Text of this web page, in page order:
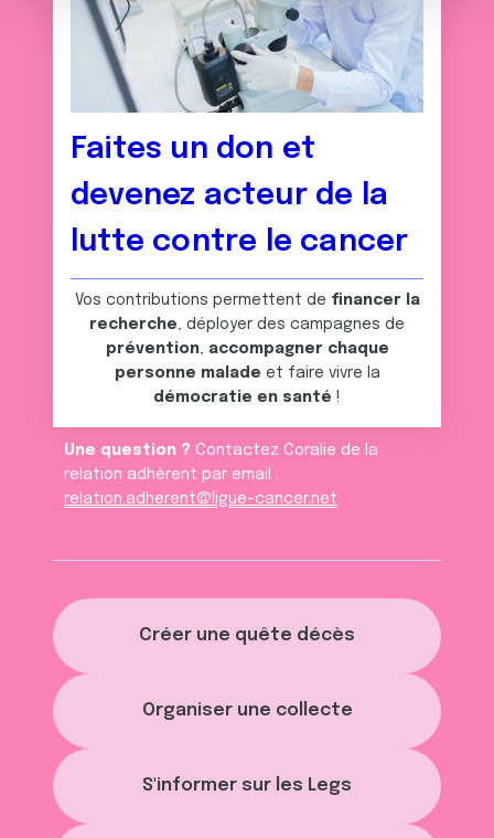
partageons également des informations sur l'utilisation de
notre site avec nos partenaires de médias sociaux, de
publicité et d'analyse, qui peuvent combiner celles-ci
avec d'autres informations que vous leur avez fournies
services.
Créer une quête décès
Organiser une collecte
S'informer sur les Legs
Faites un don et
devenez acteur de la
lutte contre le cancer
Vos contributions permettent de financer la
recherche, déployer des campagnes de
prévention, accompagner chaque
personne malade et faire vivre la
démocratie en santé !
Une question ? Contactez Coralie de la
relation adhèrent par email :
relation.adherent@ligue-cancer.net